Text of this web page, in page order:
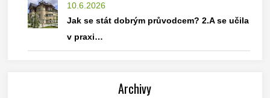
10.6.2026
Jak se stát dobrým průvodcem? 2.A se učila
v praxi…
Archivy